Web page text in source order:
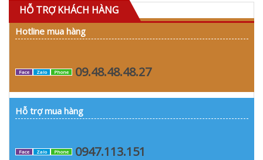
HỖ TRỢ KHÁCH HÀNG
Hotline mua hàng
Face Zalo Phone 09.48.48.48.27
Hỗ trợ mua hàng
Face Zalo Phone 0947.113.151